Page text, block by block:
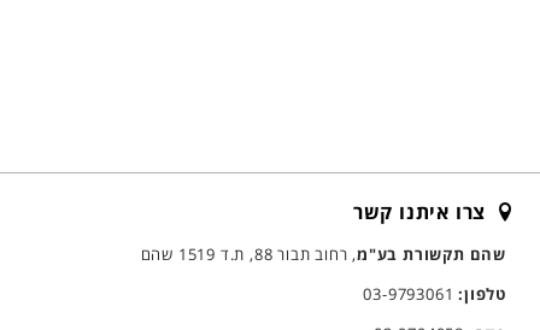
צרו איתנו קשר
שהם תקשורת בע"מ, רחוב תבור 88, ת.ד 1519 שהם
טלפון:03-9793061